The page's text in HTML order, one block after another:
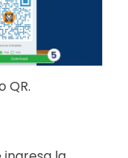
QR.